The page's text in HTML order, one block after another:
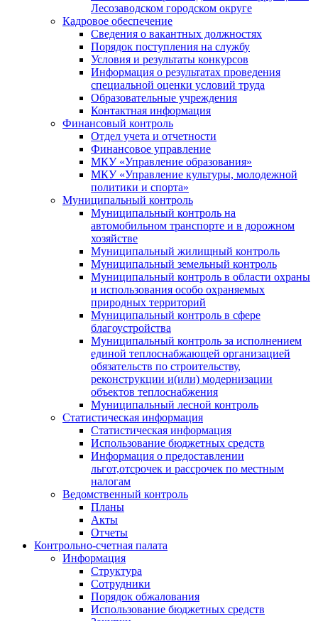
Лесозаводском городском округе
Кадровое обеспечение
Сведения о вакантных должностях
Порядок поступления на службу
Условия и результаты конкурсов
Информация о результатах проведения
специальной оценки условий труда
Образовательные учреждения
Контактная информация
Финансовый контроль
Отдел учета и отчетности
Финансовое управление
МКУ «Управление образования»
МКУ «Управление культуры, молодежной
политики и спорта»
Муниципальный контроль
Муниципальный контроль на
автомобильном транспорте и в дорожном
хозяйстве
Муниципальный жилищный контроль
Муниципальный земельный контроль
Муниципальный контроль в области охраны
и использования особо охраняемых
природных территорий
Муниципальный контроль в сфере
благоустройства
Муниципальный контроль за исполнением
единой теплоснабжающей организацией
обязательств по строительству,
реконструкции и(или) модернизации
объектов теплоснабжения
Муниципальный лесной контроль
Статистическая информация
Статистическая информация
Использование бюджетных средств
Информация о предоставлении
льгот,отсрочек и рассрочек по местным
налогам
Ведомственный контроль
Планы
Акты
Отчеты
Контрольно-счетная палата
Информация
Структура
Сотрудники
Порядок обжалования
Использование бюджетных средств